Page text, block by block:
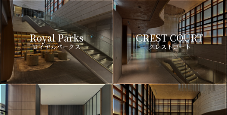
Royal Parks
ロイヤルパークス
CREST COURT
クレストコート